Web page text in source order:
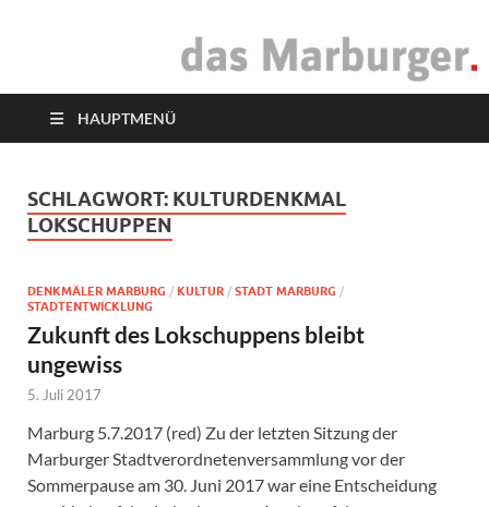
das Marburger.
HAUPTMENÜ
SCHLAGWORT: KULTURDENKMAL
LOKSCHUPPEN
DENKMÄLER MARBURG / KULTUR / STADT MARBURG /
STADTENTWICKLUNG
Zukunft des Lokschuppens bleibt
ungewiss
5. Juli 2017
Marburg 5.7.2017 (red) Zu der letzten Sitzung der
Marburger Stadtverordnetenversammlung vor der
Sommerpause am 30. Juni 2017 war eine Entscheidung